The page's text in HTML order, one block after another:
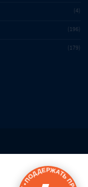
4
196
179